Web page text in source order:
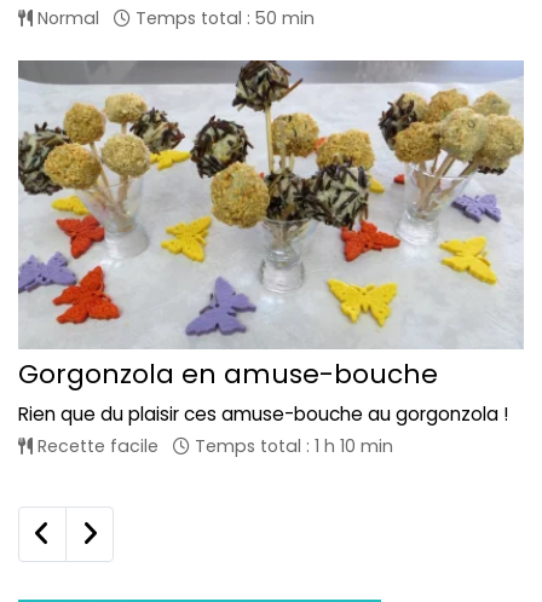
Normal Temps total : 50 min
Gorgonzola en amuse-bouche
Rien que du plaisir ces amuse-bouche au gorgonzola !
Recette facile Temps total : 1 h 10 min